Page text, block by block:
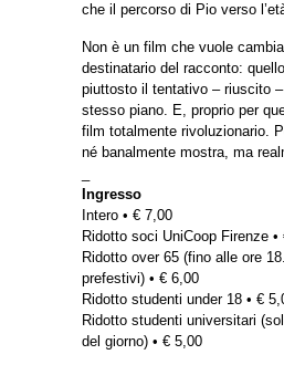
che il percorso di Pio verso
Non è un film che vuole
destinatario del racconto:
piuttosto il tentativo – riuscito
stesso piano. E, proprio per
film totalmente rivoluzionario.
né banalmente mostra, ma
Ingresso
Intero • € 7,00
Ridotto soci UniCoop Firenze •
Ridotto over 65 (fino alle ore
prefestivi) • € 6,00
Ridotto studenti under 18 • €
Ridotto studenti universitari
del giorno) • € 5,00